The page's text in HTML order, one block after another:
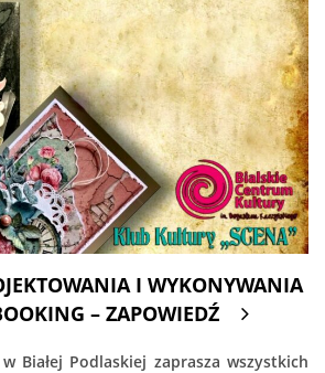
I WYKONYWANIA
– ZAPOWIEDŹ
Białej Podlaskiej zaprasza wszystkich